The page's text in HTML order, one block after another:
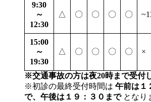
9:30
～
12:30
△ 〇 〇 〇 〇
15:00
～
19:30
△ 〇 〇 〇 〇 ×
※交通事故の方は夜20時まで受付
※初診の最終受付時間は 午前は１
で、午後は１９：３０までとなり